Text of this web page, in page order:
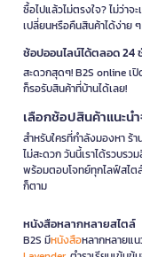
ซื้อไปแล้วไม่ตรงใจ? ไม่ว่า
เปลี่ยนหรือคืนสินค้าได้ง่าย
ช้อปออนไลน์ได้ตลอด 24
สะดวกสุดๆ! B2S online เ
ก็รอรับสินค้าที่บ้านได้เลย!
เลือกช้อปสินค้าแนะน
สำหรับใครที่กำลังมองหา ร้
ไม่สะดวก วันนี้เราได้รวบร
พร้อมตอบโจทย์ทุกไลฟ์สไต
ก็ตาม
หนังสือหลากหลายสไตล์
B2S มีหนังสือหลากหลายแ